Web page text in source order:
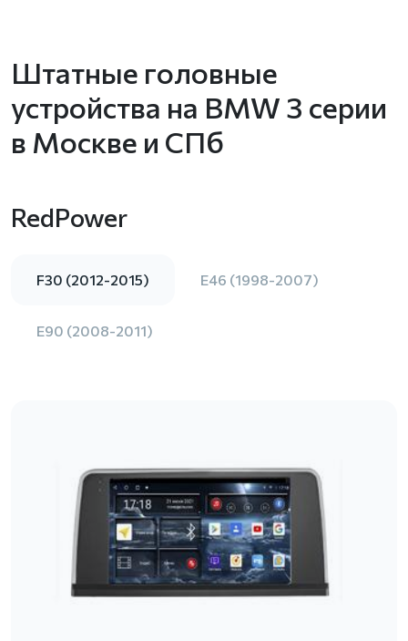
Штатные головные
устройства на BMW 3 серии
в Москве и СПб
RedPower
F30 (2012-2015) E46 (1998-2007)
E90 (2008-2011)